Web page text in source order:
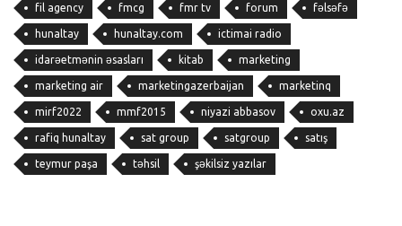
fil agency fmcg fmr tv forum fəlsəfə
hunaltay hunaltay.com ictimai radio
idarəetmənin əsasları kitab marketing
marketing air marketingazerbaijan marketinq
mirf2022 mmf2015 niyazi abbasov oxu.az
rafiq hunaltay sat group satgroup satış
teymur paşa təhsil şəkilsiz yazılar